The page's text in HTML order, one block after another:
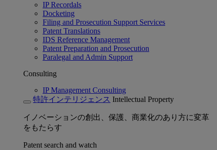
IP Recordals
Docketing
Filing and Prosecution Support Services
Patent Translations
IDS Reference Management
Patent Preparation and Prosecution
Paralegal and Admin Support
Consulting
IP Management Consulting
特許インテリジェンス Intellectual Property
イノベーションの創出、保護、商業化のあり方に変革
をもたらす
Patent search and watch